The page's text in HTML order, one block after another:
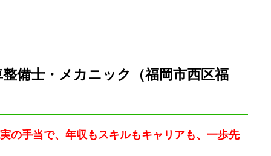
備士・メカニック（福岡市西区福
の手当で、年収もスキルもキャリアも、一歩先